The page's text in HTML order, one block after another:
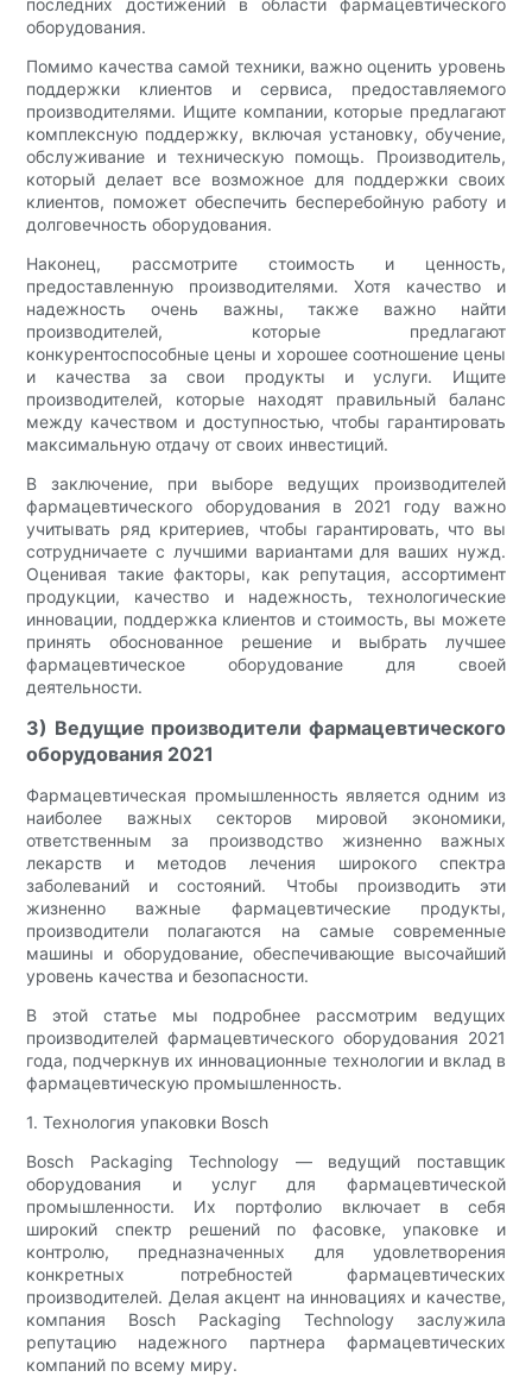
последних достижений в области фармацевтического
оборудования.
Помимо качества самой техники, важно оценить уровень
поддержки клиентов и сервиса, предоставляемого
производителями. Ищите компании, которые предлагают
комплексную поддержку, включая установку, обучение,
обслуживание и техническую помощь. Производитель,
который делает все возможное для поддержки своих
клиентов, поможет обеспечить бесперебойную работу и
долговечность оборудования.
Наконец, рассмотрите стоимость и ценность,
предоставленную производителями. Хотя качество и
надежность очень важны, также важно найти
производителей, которые предлагают
конкурентоспособные цены и хорошее соотношение цены
и качества за свои продукты и услуги. Ищите
производителей, которые находят правильный баланс
между качеством и доступностью, чтобы гарантировать
максимальную отдачу от своих инвестиций.
В заключение, при выборе ведущих производителей
фармацевтического оборудования в 2021 году важно
учитывать ряд критериев, чтобы гарантировать, что вы
сотрудничаете с лучшими вариантами для ваших нужд.
Оценивая такие факторы, как репутация, ассортимент
продукции, качество и надежность, технологические
инновации, поддержка клиентов и стоимость, вы можете
принять обоснованное решение и выбрать лучшее
фармацевтическое оборудование для своей
деятельности.
3) Ведущие производители фармацевтического
оборудования 2021
Фармацевтическая промышленность является одним из
наиболее важных секторов мировой экономики,
ответственным за производство жизненно важных
лекарств и методов лечения широкого спектра
заболеваний и состояний. Чтобы производить эти
жизненно важные фармацевтические продукты,
производители полагаются на самые современные
машины и оборудование, обеспечивающие высочайший
уровень качества и безопасности.
В этой статье мы подробнее рассмотрим ведущих
производителей фармацевтического оборудования 2021
года, подчеркнув их инновационные технологии и вклад в
фармацевтическую промышленность.
1. Технология упаковки Bosch
Bosch Packaging Technology — ведущий поставщик
оборудования и услуг для фармацевтической
промышленности. Их портфолио включает в себя
широкий спектр решений по фасовке, упаковке и
контролю, предназначенных для удовлетворения
конкретных потребностей фармацевтических
производителей. Делая акцент на инновациях и качестве,
компания Bosch Packaging Technology заслужила
репутацию надежного партнера фармацевтических
компаний по всему миру.